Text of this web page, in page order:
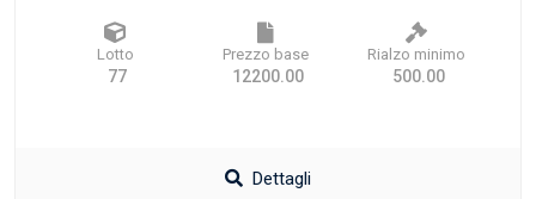
Lotto
77
Prezzo base
12200.00
Rialzo minimo
500.00
Dettagli